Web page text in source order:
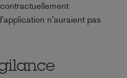
n’auraient pas